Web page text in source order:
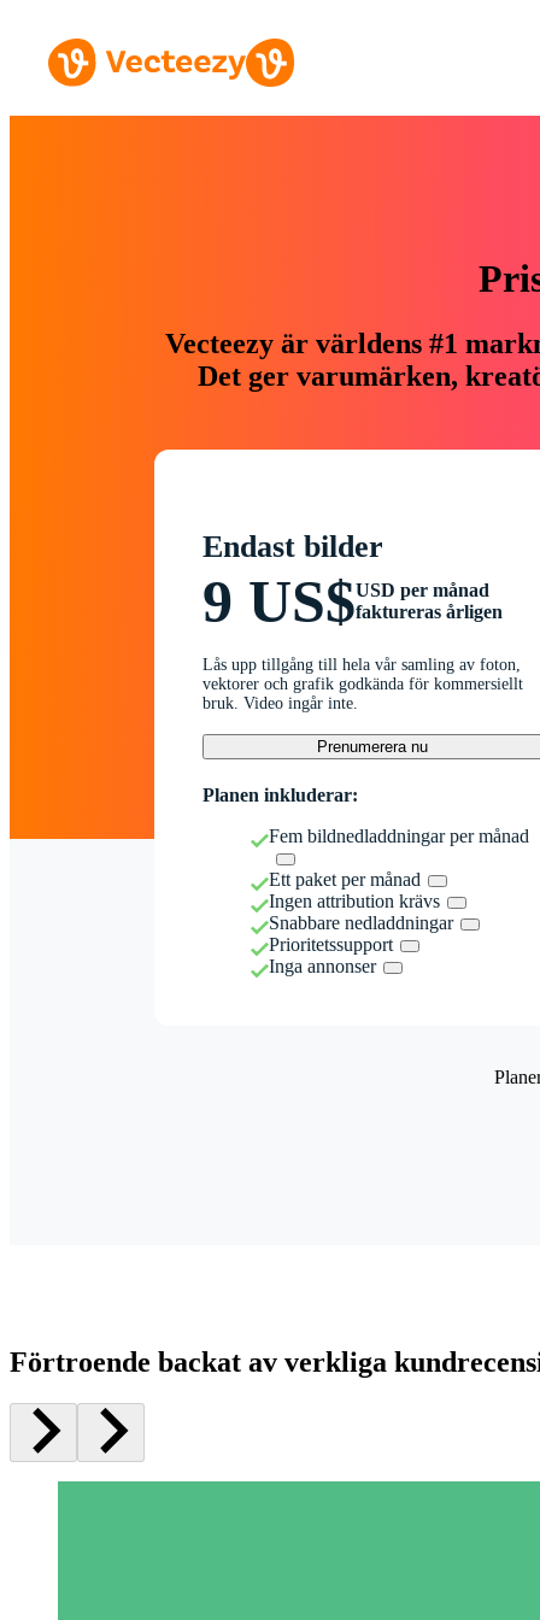
Vecteezy är världens #1
Det ger varumärken,
Endast bilder
9 US$USD per månad
faktureras årligen
Lås upp tillgång till hela vår samling av foton,
vektorer och grafik godkända för kommersiellt
bruk. Video ingår inte.
Prenumerera nu
Planen inkluderar:
Fem bildnedladdningar per månad
Ett paket per månad
Ingen attribution krävs
Snabbare nedladdningar
Prioritetssupport
Inga annonser
Förtroende backat av verkliga